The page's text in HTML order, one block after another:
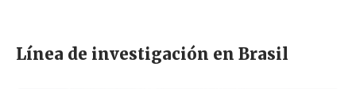
Línea de investigación en Brasil